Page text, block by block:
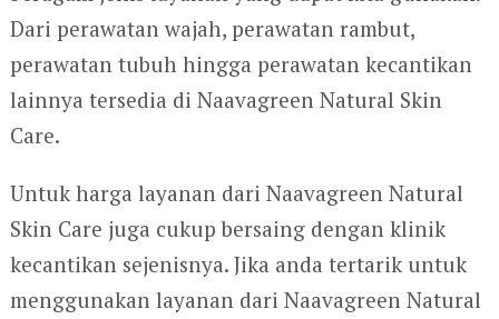
Dari perawatan wajah, perawatan rambut,
perawatan tubuh hingga perawatan kecantikan
lainnya tersedia di Naavagreen Natural Skin
Care.
Untuk harga layanan dari Naavagreen Natural
Skin Care juga cukup bersaing dengan klinik
kecantikan sejenisnya. Jika anda tertarik untuk
menggunakan layanan dari Naavagreen Natural